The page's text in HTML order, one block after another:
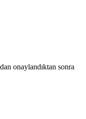
onaylandıktan sonra